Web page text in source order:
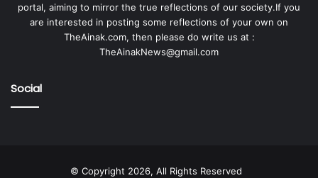
portal, aiming to mirror the true reflections of our society.If you
are interested in posting some reflections of your own on
TheAinak.com, then please do write us at :
TheAinakNews@gmail.com
Social
© Copyright 2026, All Rights Reserved